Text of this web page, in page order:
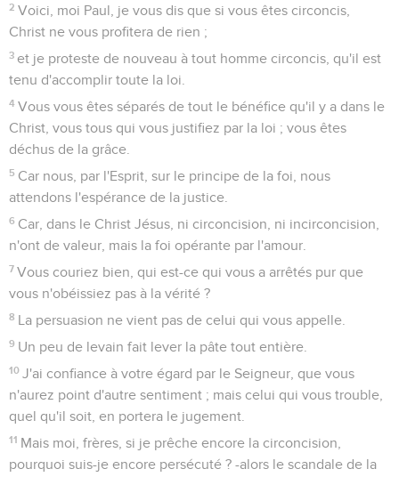
2 Voici, moi Paul, je vous dis que si vous êtes circoncis,
Christ ne vous profitera de rien ;
3 et je proteste de nouveau à tout homme circoncis, qu'il est
tenu d'accomplir toute la loi.
4 Vous vous êtes séparés de tout le bénéfice qu'il y a dans le
Christ, vous tous qui vous justifiez par la loi ; vous êtes
déchus de la grâce.
5 Car nous, par l'Esprit, sur le principe de la foi, nous
attendons l'espérance de la justice.
6 Car, dans le Christ Jésus, ni circoncision, ni incirconcision,
n'ont de valeur, mais la foi opérante par l'amour.
7 Vous couriez bien, qui est-ce qui vous a arrêtés pur que
vous n'obéissiez pas à la vérité ?
8 La persuasion ne vient pas de celui qui vous appelle.
9 Un peu de levain fait lever la pâte tout entière.
10 J'ai confiance à votre égard par le Seigneur, que vous
n'aurez point d'autre sentiment ; mais celui qui vous trouble,
quel qu'il soit, en portera le jugement.
11 Mais moi, frères, si je prêche encore la circoncision,
pourquoi suis-je encore persécuté ? -alors le scandale de la